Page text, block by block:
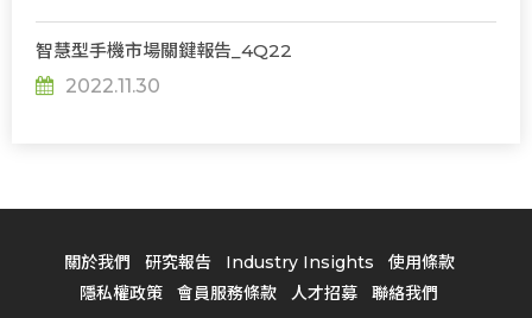
智慧型手機市場關鍵報告_4Q22
2022.11.30
關於我們 研究報告 Industry Insights
使用條款
隱私權政策
會員服務條款 人才招募 聯絡我們